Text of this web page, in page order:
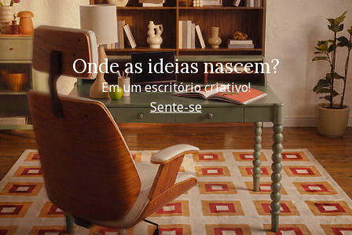
Onde as ideias nascem?
Em um escritório criativo!
Sente-se